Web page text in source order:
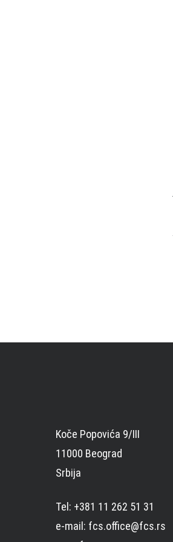
Koče Popovića 9/III
11000 Beograd
Srbija
Tel: +381 11 262 51 31
e-mail: fcs.office@fcs.rs